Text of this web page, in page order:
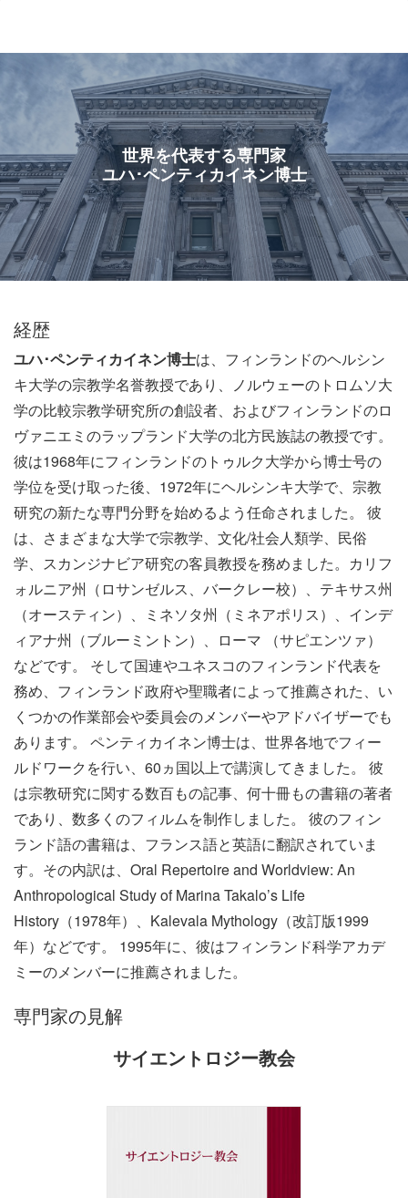
メ
ュ
世界を代表する専門家
ユハ･ペンティカイネン博士
経歴
ユハ･ペンティカイネン博士は、フィンランドのヘルシン
キ大学の宗教学名誉教授であり、ノルウェーのトロムソ大
学の比較宗教学研究所の創設者、およびフィンランドのロ
ヴァニエミのラップランド大学の北方民族誌の教授です。
彼は1968年にフィンランドのトゥルク大学から博士号の
学位を受け取った後、1972年にヘルシンキ大学で、宗教
研究の新たな専門分野を始めるよう任命されました。 彼
は、さまざまな大学で宗教学、文化/社会人類学、民俗
学、スカンジナビア研究の客員教授を務めました。カリフ
ォルニア州（ロサンゼルス、バークレー校）、テキサス州
（オースティン）、ミネソタ州（ミネアポリス）、インデ
ィアナ州（ブルーミントン）、ローマ （サピエンツァ）
などです。 そして国連やユネスコのフィンランド代表を
務め、フィンランド政府や聖職者によって推薦された、い
くつかの作業部会や委員会のメンバーやアドバイザーでも
あります。 ペンティカイネン博士は、世界各地でフィー
ルドワークを行い、60ヵ国以上で講演してきました。 彼
は宗教研究に関する数百もの記事、何十冊もの書籍の著者
であり、数多くのフィルムを制作しました。 彼のフィン
ランド語の書籍は、フランス語と英語に翻訳されていま
す。その内訳は、 Oral Repertoire and Worldview: An
Anthropological Study of Marina Takalo’s Life
History （1978年）、 Kalevala Mythology （改訂版1999
年）などです。 1995年に、彼はフィンランド科学アカデ
ミーのメンバーに推薦されました。
専門家の見解
サイエントロジー教会